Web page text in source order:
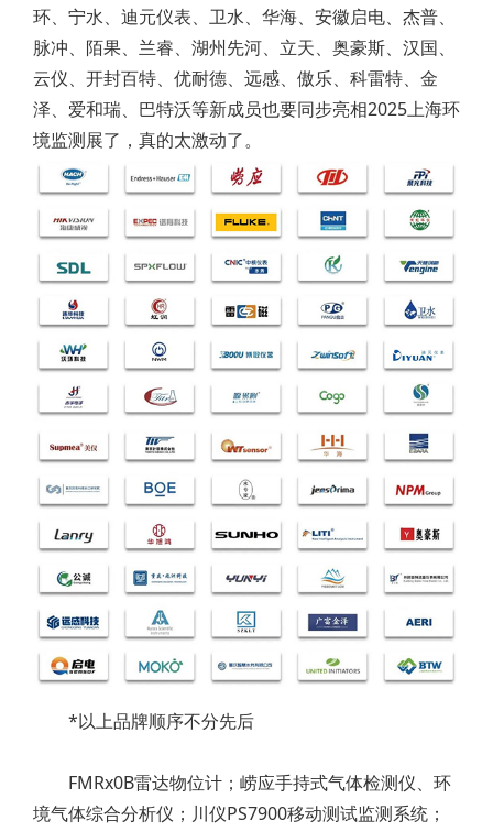
环、宁水、迪元仪表、卫水、华海、安徽启电、杰普、
脉冲、陌果、兰睿、湖州先河、立天、奥豪斯、汉国、
云仪、开封百特、优耐德、远感、傲乐、科雷特、金
泽、爱和瑞、巴特沃等新成员也要同步亮相2025上海环
境监测展了，真的太激动了。
*以上品牌顺序不分先后
FMRx0B雷达物位计；崂应手持式气体检测仪、环
境气体综合分析仪；川仪PS7900移动测试监测系统；